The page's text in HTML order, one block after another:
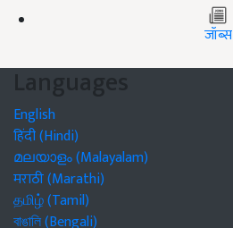
जॉब्स
Languages
English
हिंदी (Hindi)
മലയാളം (Malayalam)
मराठी (Marathi)
தமிழ் (Tamil)
বাঙালি (Bengali)